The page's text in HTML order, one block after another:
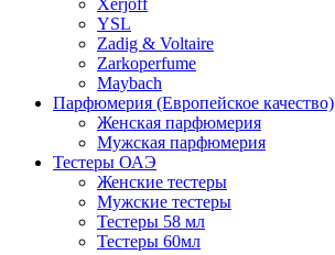
YSL
Zadig & Voltaire
Zarkoperfume
Maybach
Парфюмерия (Европейское качество)
Женская парфюмерия
Мужская парфюмерия
Тестеры ОАЭ
Женские тестеры
Мужские тестеры
Тестеры 58 мл
Тестеры 60мл